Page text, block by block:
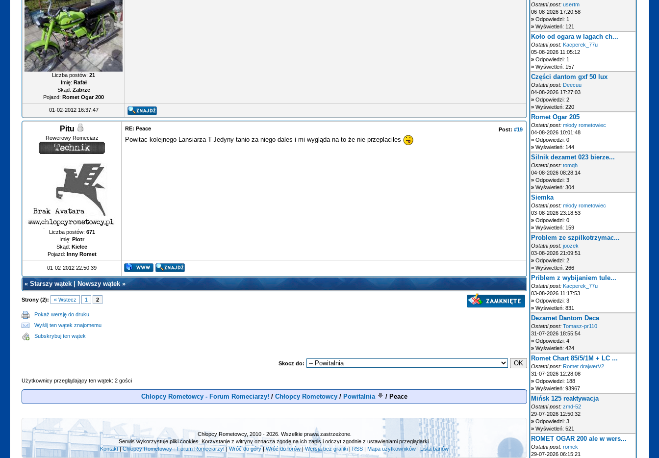
Liczba postów:21
Imię: Rafał
Skąd: Zabrze
Pojazd: Romet Ogar 200
01-02-2012 16:37:47
Pitu
Rowerowy Romeciarz
Liczba postów: 671
Imię: Piotr
Skąd: Kielce
Pojazd: Inny Romet
Post:#19
RE: Peace
Powitac kolejnego Lansiarza T-Jedyny tanio za niego dales i mi wygląda na to że nie przeplaciles
01-02-2012 22:50:39
«Starszy wątek Nowszy wątek»
Strony (2): « Wstecz 1 2
Pokaż wersję do druku
Wyślij ten wątek znajomemu
Subskrybuj ten wątek
Skocz do:
Użytkownicy przeglądający ten wątek: 2 gości
Chlopcy Rometowcy - Forum Romeciarzy! /Chłopcy Rometowcy / Powitalnia / Peace
Chłopcy Rometowcy, 2010 - 2026. Wszelkie prawa zastrzeżone.
Serwis wykorzystuje pliki cookies. Korzystanie z witryny oznacza zgodę na ich zapis i odczyt zgodnie z ustawieniami przeglądarki.
Kontakt|Chlopcy Rometowcy - Forum Romeciarzy! |Wróć do góry|Wróć do forów|Wersja bez grafiki RSS Mapa użytkowników |Lista banów
Ostatni post: usertm
06-08-2026 17:20:58
»Odpowiedzi: 1
»Wyświetleń: 121
Koło od ogara w lagach ch...
Ostatni post: Kacperek_77u
05-08-2026 11:05:12
»Odpowiedzi: 1
»Wyświetleń: 157
Części dantom gxf 50 lux
Ostatni post: Deecuu
04-08-2026 17:27:03
»Odpowiedzi: 2
»Wyświetleń: 220
Romet Ogar 205
Ostatni post: młody rometowiec
04-08-2026 10:01:48
»Odpowiedzi: 0
»Wyświetleń: 144
Silnik dezamet 023 bierze...
Ostatni post: tomqh
04-08-2026 08:28:14
»Odpowiedzi: 3
»Wyświetleń: 304
Siemka
Ostatni post: młody rometowiec
03-08-2026 23:18:53
»Odpowiedzi: 0
»Wyświetleń: 159
Problem ze szpilkotrzymac...
Ostatni post: joozek
03-08-2026 21:09:51
»Odpowiedzi: 2
»Wyświetleń: 266
Priblem z wybijaniem tule...
Ostatni post: Kacperek_77u
03-08-2026 11:17:53
»Odpowiedzi: 3
»Wyświetleń: 831
Dezamet Dantom Deca
Ostatni post: Tomasz-pr110
31-07-2026 18:55:54
»Odpowiedzi: 4
»Wyświetleń: 424
Romet Chart 85/5/1M + LC ...
Ostatni post: Romet drajwerV2
31-07-2026 12:28:08
»Odpowiedzi: 188
»Wyświetleń: 93967
Mińsk 125 reaktywacja
Ostatni post: zmd-52
29-07-2026 12:50:32
»Odpowiedzi: 3
»Wyświetleń: 521
ROMET OGAR 200 ale w wers...
Ostatni post: romek
29-07-2026 06:15:21